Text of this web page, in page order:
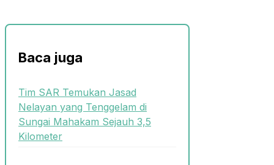
Baca juga
Tim SAR Temukan Jasad
Nelayan yang Tenggelam di
Sungai Mahakam Sejauh 3,5
Kilometer